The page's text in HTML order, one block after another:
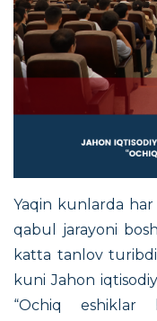
Yaqin kunlarda har
qabul jarayoni
katta tanlov
kuni Jahon
“Ochiq eshiklar